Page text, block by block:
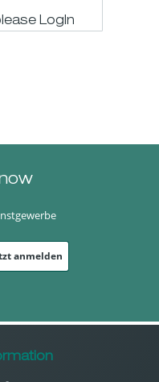
LogIn
anmelden